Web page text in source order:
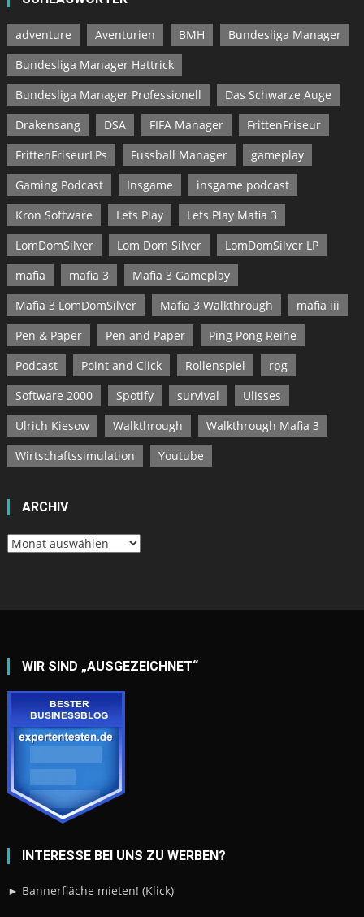
adventure Aventurien BMH
Bundesliga Manager
Bundesliga Manager Hattrick
Bundesliga Manager Professionell
Das Schwarze Auge
Drakensang
DSA FIFA Manager
FrittenFriseur
FrittenFriseurLPs
Fussball Manager
gameplay
Gaming Podcast
Insgame
insgame podcast
Kron Software
Lets Play
Lets Play Mafia 3
LomDomSilver
Lom Dom Silver
LomDomSilver LP
mafia
mafia 3
Mafia 3 Gameplay
Mafia 3 LomDomSilver
Mafia 3 Walkthrough
mafia iii
Pen & Paper
Pen and Paper
Ping Pong Reihe
Podcast
Point and Click Rollenspiel
rpg
Software 2000
Spotify survival
Ulisses
Ulrich Kiesow
Walkthrough
Walkthrough Mafia 3
Wirtschaftssimulation
Youtube
ARCHIV
Archiv
WIR SIND „AUSGEZEICHNET“
INTERESSE BEI UNS ZU WERBEN?
► Bannerfläche mieten! (Klick)